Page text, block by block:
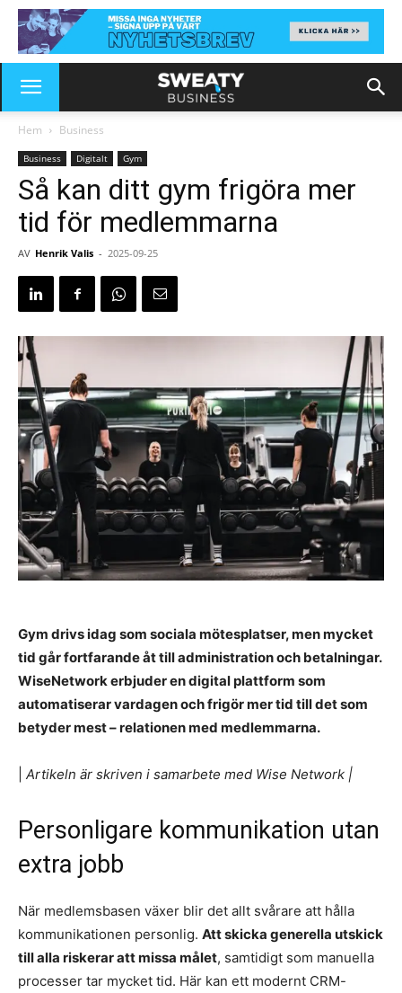
Hem Business
Business Digitalt Gym
Så kan ditt gym frigöra mer
tid för medlemmarna
AV Henrik Valis - 2025-09-25
Gym drivs idag som sociala mötesplatser, men mycket
tid går fortfarande åt till administration och betalningar.
WiseNetwork erbjuder en digital plattform som
automatiserar vardagen och frigör mer tid till det som
betyder mest – relationen med medlemmarna.
Artikeln är skriven i samarbete med Wise Network |
Personligare kommunikation utan
extra jobb
När medlemsbasen växer blir det allt svårare att hålla
kommunikationen personlig. Att skicka generella utskick
till alla riskerar att missa målet, samtidigt som manuella
processer tar mycket tid. Här kan ett modernt CRM-